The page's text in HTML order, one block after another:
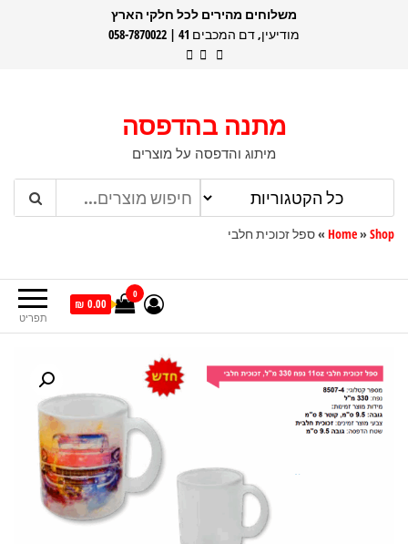
משלוחים מהירים לכל חלקי הארץ
מודיעין, דם המכבים 41 | 058-7870022
מתנה בהדפסה
מיתוג והדפסה על מוצרים
Home» Shop
»ספל זכוכית חלבי
תפריט
0
0.00 ₪